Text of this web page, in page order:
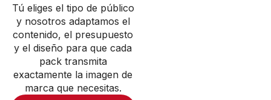
Tú eliges el tipo de público
y nosotros adaptamos el
contenido, el presupuesto
y el diseño para que cada
pack transmita
exactamente la imagen de
marca que necesitas.